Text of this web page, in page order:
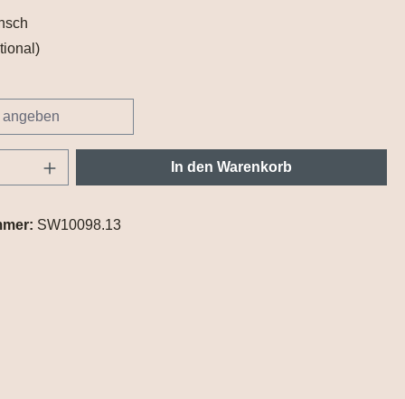
Anzahl: Gib den gewünschten Wert ein
In den Warenkorb
SW10098.13